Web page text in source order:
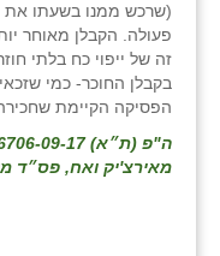
(שרכש ממנו בשעתו את
פעולה. הקבלן מאוחר
זה של ייפוי כח בלתי
בקבלן החוכר- כמי
הפסיקה הקיימת
מאירצ'יק ואח, פס״ד מיום 04/02/